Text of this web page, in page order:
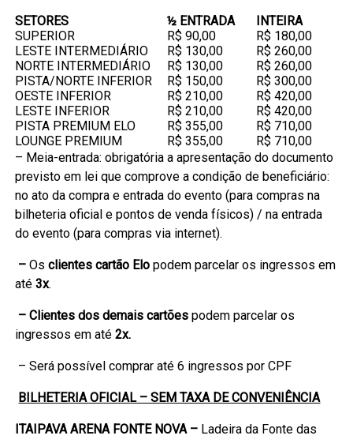
SETORES
½ ENTRADA
INTEIRA
SUPERIOR
R$ 90,00
R$ 180,00
LESTE INTERMEDIÁRIO
R$ 130,00
R$ 260,00
NORTE INTERMEDIÁRIO
R$ 130,00
R$ 260,00
PISTA/NORTE INFERIOR
R$ 150,00
R$ 300,00
OESTE INFERIOR
R$ 210,00
R$ 420,00
LESTE INFERIOR
R$ 210,00
R$ 420,00
PISTA PREMIUM ELO
R$ 355,00
R$ 710,00
LOUNGE PREMIUM
R$ 355,00
R$ 710,00
– Meia-entrada: obrigatória a apresentação do documento
previsto em lei que comprove a condição de beneficiário:
no ato da compra e entrada do evento (para compras na
bilheteria oficial e pontos de venda físicos) / na entrada
do evento (para compras via internet).
–Osclientes cartão Elopodem parcelar os ingressos em
até3x.
– Clientes dos demais cartões podem parcelar os
ingressos em até 2x.
– Será possível comprar até 6 ingressos por CPF
BILHETERIA OFICIAL – SEM TAXA DE CONVENIÊNCIA
ITAIPAVA ARENA FONTE NOVA – Ladeira da Fonte das